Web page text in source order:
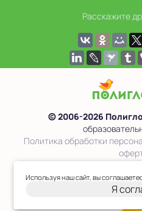
Расскажите
© 2006-2026
Политика обработки
Сведения об
Используя наш сайт, вы
Я